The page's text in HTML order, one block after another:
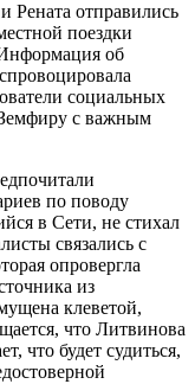
Рената отправились
поездки
об
социальных
Земфиру с важным
по поводу
в Сети, не стихал
связались с
опровергла
из
клеветой,
что Литвинова
что будет судиться,